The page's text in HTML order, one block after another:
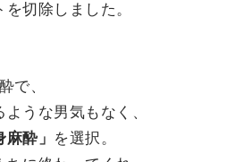
切除しました。
で、
うな男気もなく、
麻酔」 を選択。